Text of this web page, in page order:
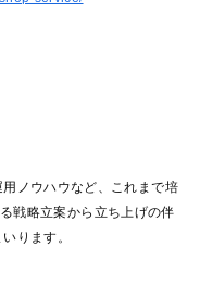
ノウハウなど、これまで培
戦略立案から立ち上げの伴
ります。